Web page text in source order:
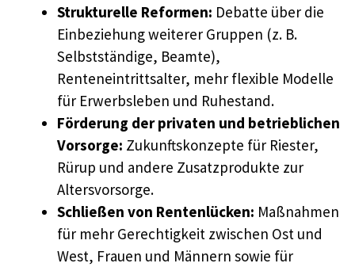
Strukturelle Reformen: Debatte über die
Einbeziehung weiterer Gruppen (z. B.
Selbstständige, Beamte),
Renteneintrittsalter, mehr flexible Modelle
für Erwerbsleben und Ruhestand.
Förderung der privaten und betrieblichen
Vorsorge: Zukunftskonzepte für Riester,
Rürup und andere Zusatzprodukte zur
Altersvorsorge.
Schließen von Rentenlücken: Maßnahmen
für mehr Gerechtigkeit zwischen Ost und
West, Frauen und Männern sowie für